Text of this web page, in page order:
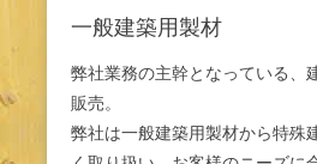
一般建築用製材
弊社業務の主幹となっている、
販売。
弊社は一般建築用製材から特殊